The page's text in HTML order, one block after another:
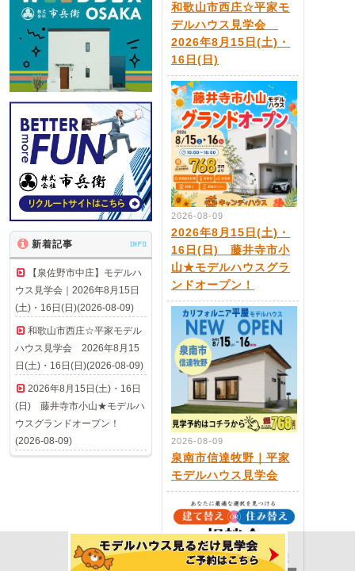
新着記事 INFO
【泉佐野市中庄】モデルハ
ウス見学会｜2026年8月15日
(土)・16日(日)(2026-08-09)
和歌山市西庄☆平家モデル
ハウス見学会 2026年8月15
日(土)・16日(日)(2026-08-09)
2026年8月15日(土)・16日
(日) 藤井寺市小山★モデルハ
ウスグランドオープン！
(2026-08-09)
和歌山市西庄☆平家モ
デルハウス見学会
2026年8月15日(土)・
16日(日)
2026-08-09
2026年8月15日(土)・
16日(日) 藤井寺市小
山★モデルハウスグラ
ンドオープン！
2026-08-09
泉南市信達牧野｜平家
モデルハウス見学会